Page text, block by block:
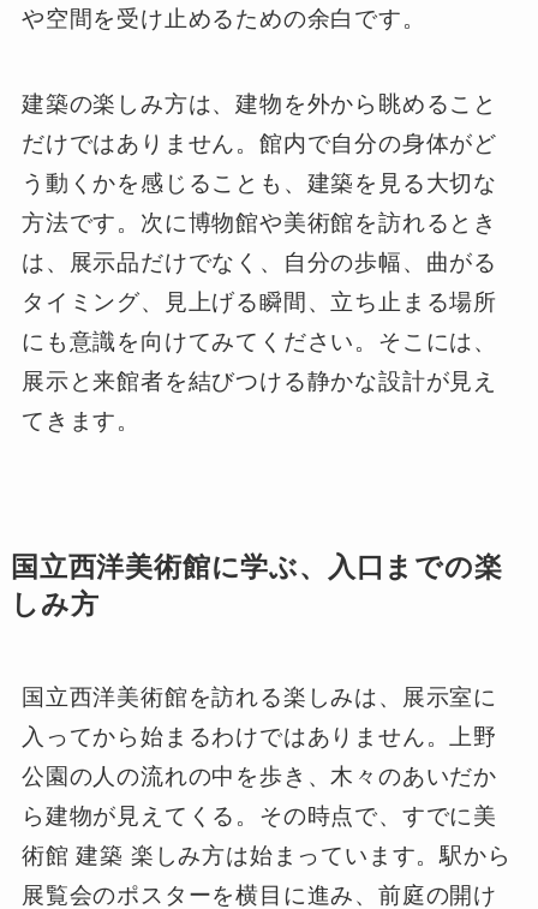
や空間を受け止めるための余白です。
建築の楽しみ方は、建物を外から眺めること
だけではありません。館内で自分の身体がど
う動くかを感じることも、建築を見る大切な
方法です。次に博物館や美術館を訪れるとき
は、展示品だけでなく、自分の歩幅、曲がる
タイミング、見上げる瞬間、立ち止まる場所
にも意識を向けてみてください。そこには、
展示と来館者を結びつける静かな設計が見え
てきます。
国立西洋美術館に学ぶ、入口までの楽
しみ方
国立西洋美術館を訪れる楽しみは、展示室に
入ってから始まるわけではありません。上野
公園の人の流れの中を歩き、木々のあいだか
ら建物が見えてくる。その時点で、すでに美
術館 建築 楽しみ方は始まっています。駅から
展覧会のポスターを横目に進み、前庭の開け